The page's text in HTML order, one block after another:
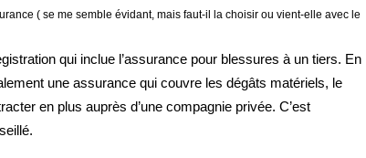
( se me semble évidant, mais faut-il la choisir ou vient-elle avec le
qui inclue l’assurance pour blessures à un tiers. En
une assurance qui couvre les dégâts matériels, le
en plus auprès d’une compagnie privée. C’est